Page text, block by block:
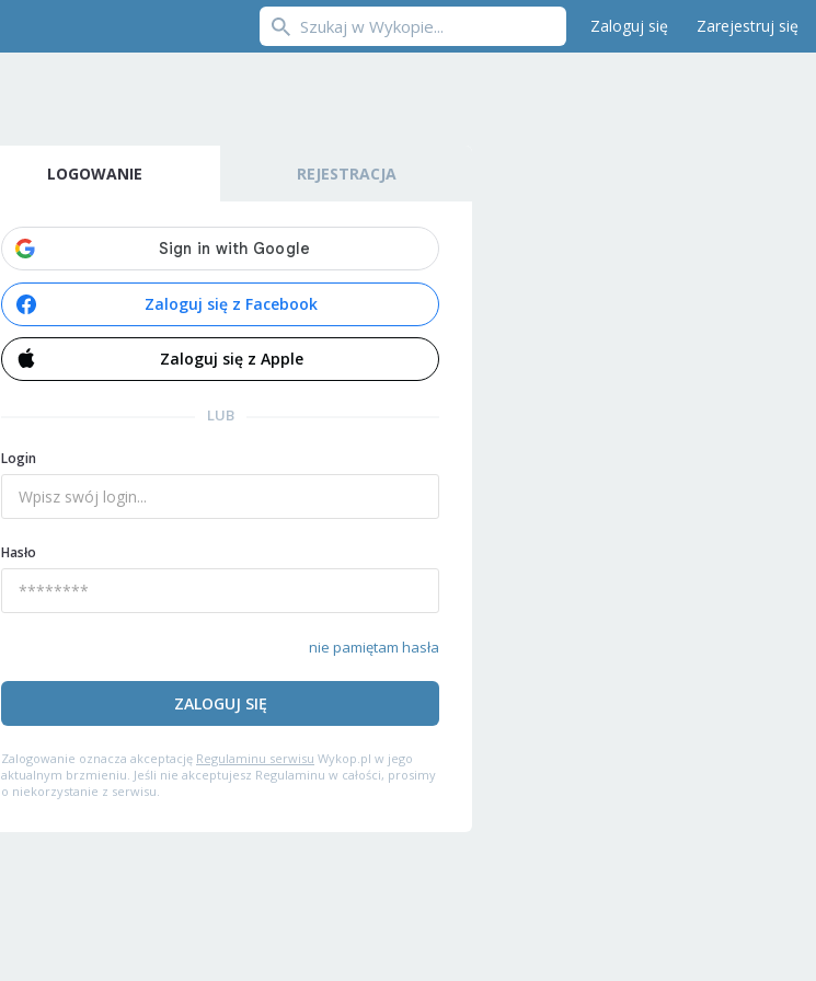
Zaloguj się Zarejestruj się
LOGOWANIE REJESTRACJA
Zaloguj się z Facebook
Zaloguj się z Apple
LUB
Login
Hasło
nie pamiętam hasła
ZALOGUJ SIĘ
Zalogowanie oznacza akceptację Regulaminu serwisu Wykop.pl w jego
aktualnym brzmieniu. Jeśli nie akceptujesz Regulaminu w całości, prosimy
o niekorzystanie z serwisu.